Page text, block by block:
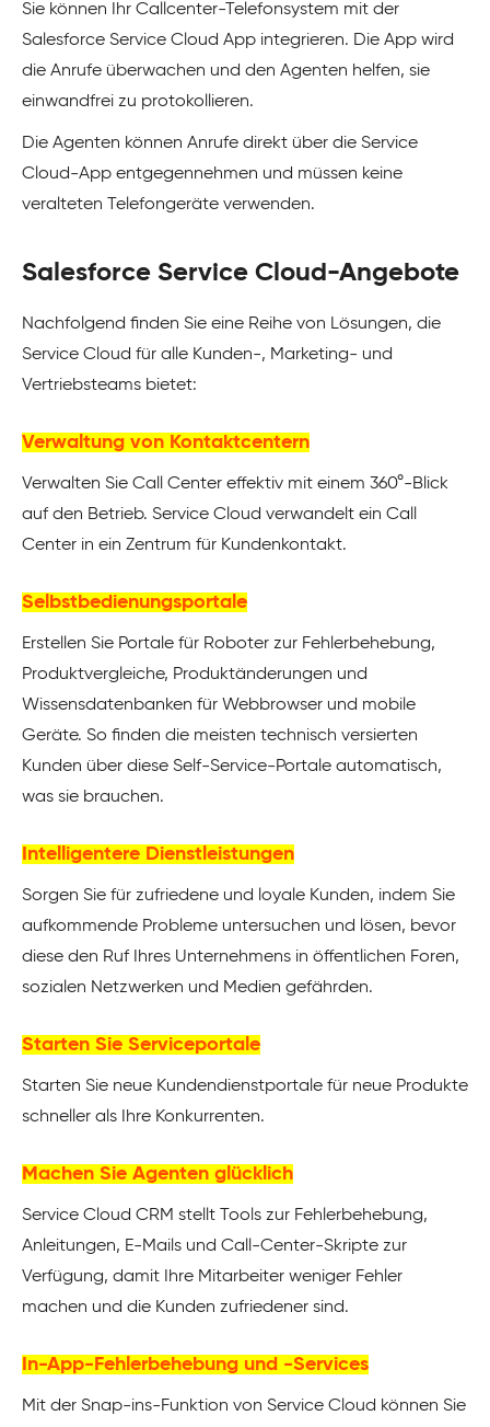
Sie können Ihr Callcenter-Telefonsystem mit der
Salesforce Service Cloud App integrieren. Die App wird
die Anrufe überwachen und den Agenten helfen, sie
einwandfrei zu protokollieren.
Die Agenten können Anrufe direkt über die Service
Cloud-App entgegennehmen und müssen keine
veralteten Telefongeräte verwenden.
Salesforce Service Cloud-Angebote
Nachfolgend finden Sie eine Reihe von Lösungen, die
Service Cloud für alle Kunden-, Marketing- und
Vertriebsteams bietet:
Verwaltung von Kontaktcentern
Verwalten Sie Call Center effektiv mit einem 360°-Blick
auf den Betrieb. Service Cloud verwandelt ein Call
Center in ein Zentrum für Kundenkontakt.
Selbstbedienungsportale
Erstellen Sie Portale für Roboter zur Fehlerbehebung,
Produktvergleiche, Produktänderungen und
Wissensdatenbanken für Webbrowser und mobile
Geräte. So finden die meisten technisch versierten
Kunden über diese Self-Service-Portale automatisch,
was sie brauchen.
Intelligentere Dienstleistungen
Sorgen Sie für zufriedene und loyale Kunden, indem Sie
aufkommende Probleme untersuchen und lösen, bevor
diese den Ruf Ihres Unternehmens in öffentlichen Foren,
sozialen Netzwerken und Medien gefährden.
Starten Sie Serviceportale
Starten Sie neue Kundendienstportale für neue Produkte
schneller als Ihre Konkurrenten.
Machen Sie Agenten glücklich
Service Cloud CRM stellt Tools zur Fehlerbehebung,
Anleitungen, E-Mails und Call-Center-Skripte zur
Verfügung, damit Ihre Mitarbeiter weniger Fehler
machen und die Kunden zufriedener sind.
In-App-Fehlerbehebung und -Services
Mit der Snap-ins-Funktion von Service Cloud können Sie